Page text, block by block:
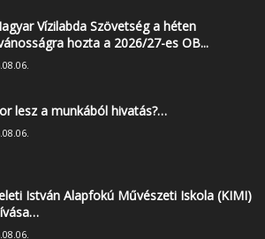
Vízilabda Szövetség a héten
hozta a 2026/27-es OB...
lesz a munkából hivatás?…
István Alapfokú Művészeti Iskola (KIMI)